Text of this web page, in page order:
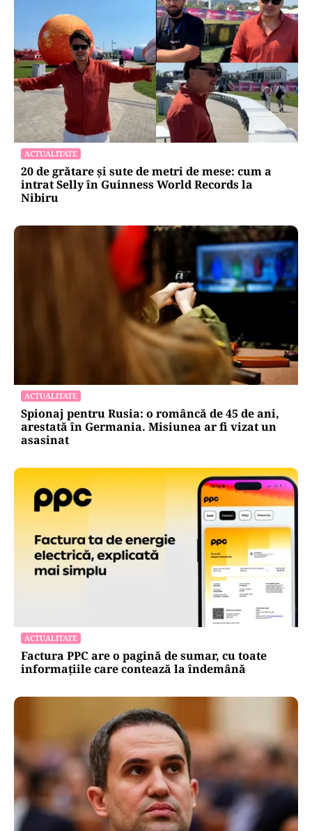
ACTUALITATE
20 de grătare și sute de metri de mese: cum a
intrat Selly în Guinness World Records la
Nibiru
ACTUALITATE
Spionaj pentru Rusia: o româncă de 45 de ani,
arestată în Germania. Misiunea ar fi vizat un
asasinat
ACTUALITATE
Factura PPC are o pagină de sumar, cu toate
informațiile care contează la îndemână